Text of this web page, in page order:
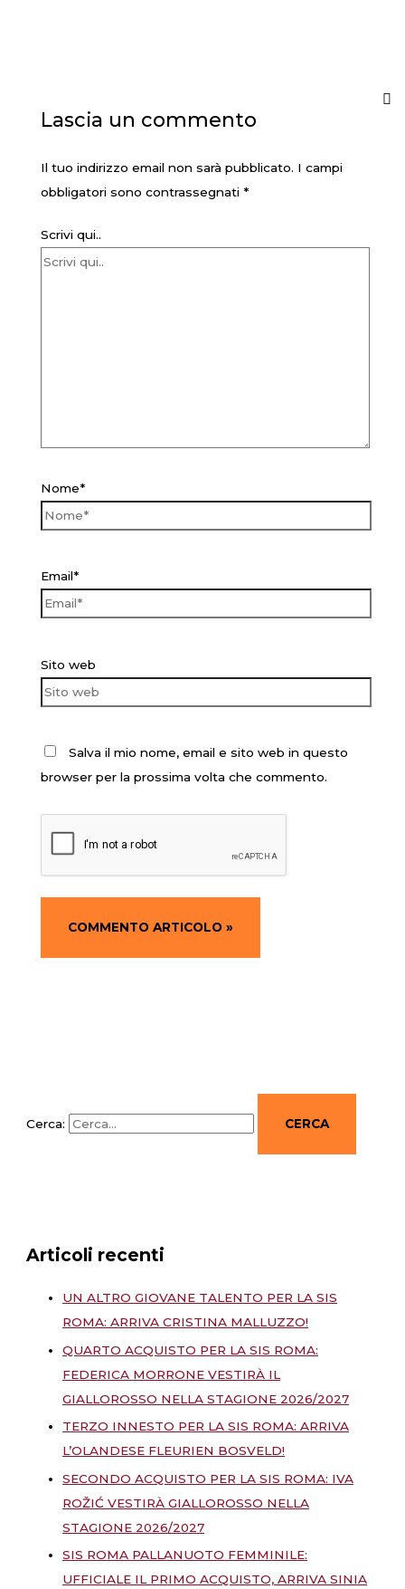
Lascia un commento
Il tuo indirizzo email non sarà pubblicato. I campi
obbligatori sono contrassegnati *
Scrivi qui..
Nome*
Email*
Sito web
Salva il mio nome, email e sito web in questo
browser per la prossima volta che commento.
Cerca:
Articoli recenti
UN ALTRO GIOVANE TALENTO PER LA SIS
ROMA: ARRIVA CRISTINA MALLUZZO!
QUARTO ACQUISTO PER LA SIS ROMA:
FEDERICA MORRONE VESTIRÀ IL
GIALLOROSSO NELLA STAGIONE 2026/2027
TERZO INNESTO PER LA SIS ROMA: ARRIVA
L’OLANDESE FLEURIEN BOSVELD!
SECONDO ACQUISTO PER LA SIS ROMA: IVA
ROŽIĆ VESTIRÀ GIALLOROSSO NELLA
STAGIONE 2026/2027
SIS ROMA PALLANUOTO FEMMINILE:
UFFICIALE IL PRIMO ACQUISTO, ARRIVA SINIA